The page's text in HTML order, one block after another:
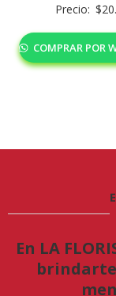
Precio: $
COMPRAR POR
En LA